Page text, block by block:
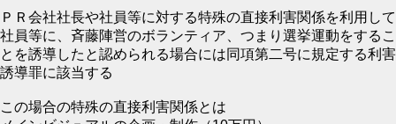
ＰＲ会社社長や社員等に対する特殊の直接利害関係を利用して
社員等に、斉藤陣営のボランティア、つまり選挙運動をするこ
とを誘導したと認められる場合には同項第二号に規定する利害
誘導罪に該当する
この場合の特殊の直接利害関係とは